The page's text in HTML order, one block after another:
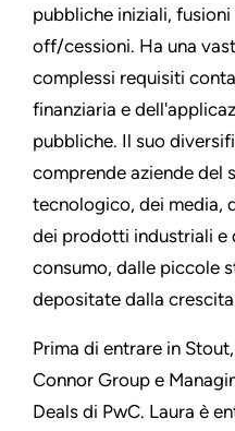
pubbliche iniziali,
off/cessioni. Ha una
complessi requisiti
finanziaria e
pubbliche. Il suo
comprende aziende del
tecnologico, dei media,
dei prodotti industriali e
consumo, dalle piccole
depositate dalla
Prima di entrare in
Connor Group e
Deals di PwC. Laura è